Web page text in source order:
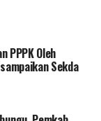
forum tadi,
kerjasama
awak
PPPK Oleh
Sekda